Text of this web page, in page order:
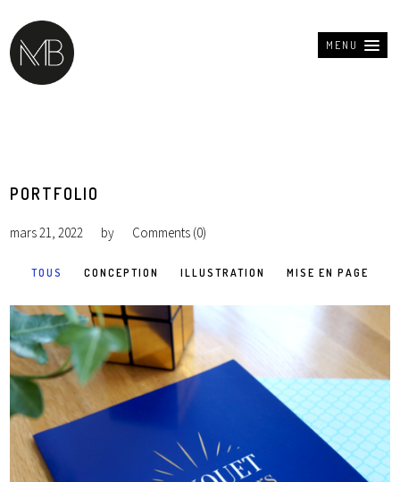
MENU
PORTFOLIO
mars 21, 2022 by Comments (0)
TOUS CONCEPTION ILLUSTRATION MISE EN PAGE